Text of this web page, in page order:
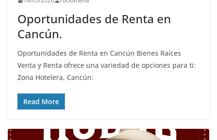
Oportunidades de Renta en
Cancún.
Oportunidades de Renta en Cancún Bienes Raíces
Venta y Renta ofrece una variedad de opciones para ti:
Zona Hotelera, Cancún:
Read More